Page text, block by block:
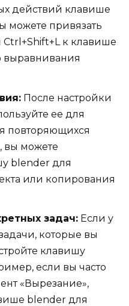
действий клавише
можете привязать
к клавише
выравнивания
После настройки
ее для
повторяющихся
вы можете
blender для
или копирования
задач: Если у
которые вы
клавишу
если вы часто
«Вырезание»,
blender для